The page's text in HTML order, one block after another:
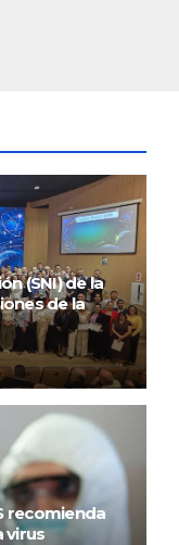
(SNI) de la
de la
recomienda
virus